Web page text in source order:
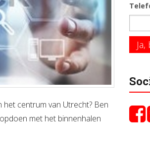
centrum van Utrecht? Ben
met het binnenhalen